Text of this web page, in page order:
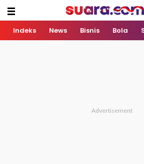
Indeks News Bisnis Bola